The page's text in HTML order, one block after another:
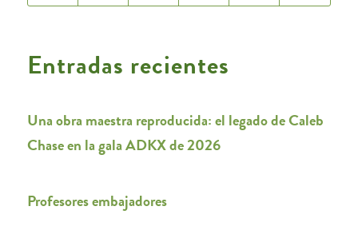
Entradas recientes
Una obra maestra reproducida: el legado de Caleb
Chase en la gala ADKX de 2026
Profesores embajadores